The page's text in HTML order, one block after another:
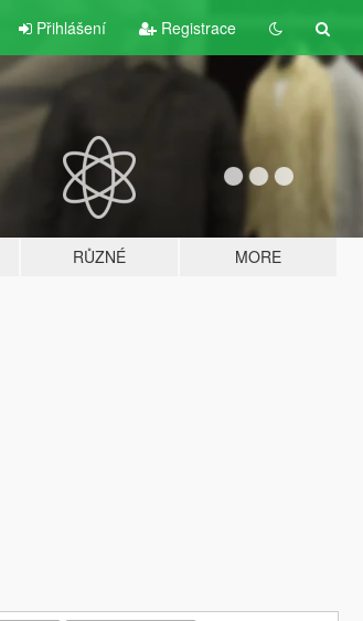
Přihlášení Registrace
RŮZNÉ MORE